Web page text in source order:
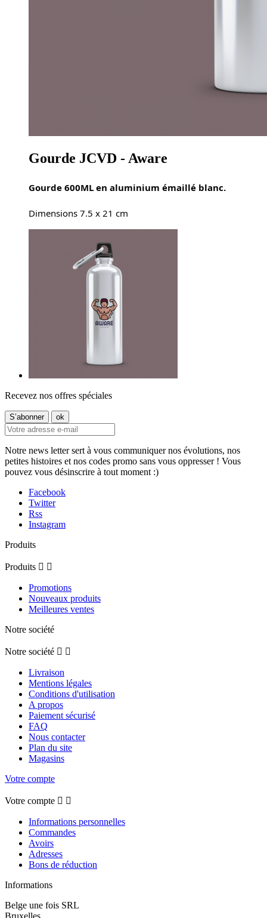
Gourde JCVD - Aware
Gourde 600ML en aluminium émaillé blanc.
Dimensions 7.5 x 21 cm
Recevez nos offres spéciales
Notre news letter sert à vous communiquer nos évolutions, nos
petites histoires et nos codes promo sans vous oppresser ! Vous
pouvez vous désinscrire à tout moment :)
Facebook
Twitter
Rss
Instagram
Produits
Produits  
Promotions
Nouveaux produits
Meilleures ventes
Notre société
Notre société  
Livraison
Mentions légales
Conditions d'utilisation
A propos
Paiement sécurisé
FAQ
Nous contacter
Plan du site
Magasins
Votre compte
Votre compte  
Informations personnelles
Commandes
Avoirs
Adresses
Bons de réduction
Informations
Belge une fois SRL
Bruxelles